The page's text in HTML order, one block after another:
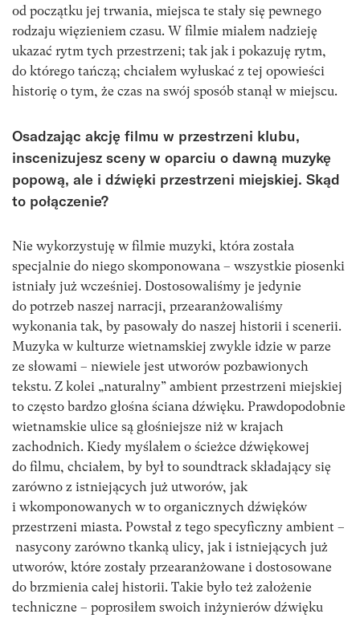
od początku jej trwania, miejsca te stały się pewnego
rodzaju więzieniem czasu. W filmie miałem nadzieję
ukazać rytm tych przestrzeni; tak jak i pokazuję rytm,
do którego tańczą; chciałem wyłuskać z tej opowieści
historię o tym, że czas na swój sposób stanął w miejscu.
Osadzając akcję filmu w przestrzeni klubu,
inscenizujesz sceny w oparciu o dawną muzykę
popową, ale i dźwięki przestrzeni miejskiej. Skąd
to połączenie?
Nie wykorzystuję w filmie muzyki, która została
specjalnie do niego skomponowana – wszystkie piosenki
istniały już wcześniej. Dostosowaliśmy je jedynie
do potrzeb naszej narracji, przearanżowaliśmy
wykonania tak, by pasowały do naszej historii i scenerii.
Muzyka w kulturze wietnamskiej zwykle idzie w parze
ze słowami – niewiele jest utworów pozbawionych
tekstu. Z kolei „naturalny” ambient przestrzeni miejskiej
to często bardzo głośna ściana dźwięku. Prawdopodobnie
wietnamskie ulice są głośniejsze niż w krajach
zachodnich. Kiedy myślałem o ścieżce dźwiękowej
do filmu, chciałem, by był to soundtrack składający się
zarówno z istniejących już utworów, jak
i wkomponowanych w to organicznych dźwięków
przestrzeni miasta. Powstał z tego specyficzny ambient –
nasycony zarówno tkanką ulicy, jak i istniejących już
utworów, które zostały przearanżowane i dostosowane
do brzmienia całej historii. Takie było też założenie
techniczne – poprosiłem swoich inżynierów dźwięku